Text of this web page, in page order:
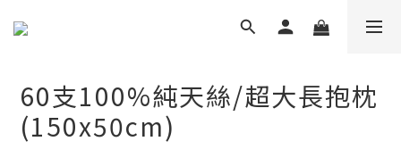
60支100%純天絲/超大長抱枕
(150x50cm)